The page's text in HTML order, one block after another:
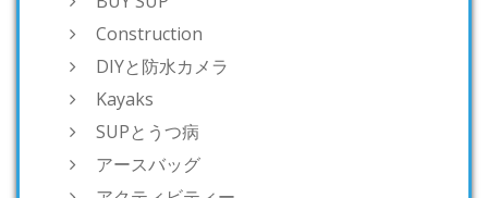
Construction
DIYと防水カメラ
Kayaks
SUPとうつ病
アースバッグ